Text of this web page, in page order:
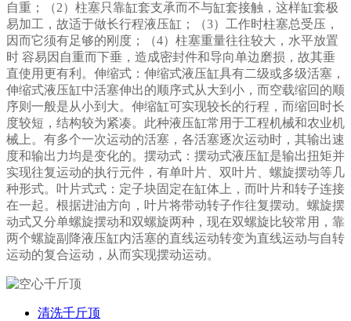
自重；（2）柱塞只靠缸套支承而不与缸套接触，这样缸套极
易加工，故适于做长行程液压缸；（3）工作时柱塞总受压，
因而它须有足够的刚度；（4）柱塞重量往往较大，水平放置
时 容易因自重而下垂，造成密封件和导向单边磨损，故其垂
直使用更有利。伸缩式：伸缩式液压缸具有二级或多级活塞，
伸缩式液压缸中活塞伸出的顺序式从大到小，而空载缩回的顺
序则一般是从小到大。伸缩缸可实现较长的行程，而缩回时长
度较短，结构较为紧凑。此种液压缸常用于工程机械和农业机
械上。有多个一次运动的活塞，各活塞逐次运动时，其输出速
度和输出力均是变化的。摆动式：摆动式液压缸是输出扭矩并
实现往复运动的执行元件，有单叶片、双叶片、螺旋摆动等几
种形式。叶片式式：定子块固定在缸体上，而叶片和转子连接
在一起。根据进油方向，叶片将带动转子作往复摆动。螺旋摆
动式又分单螺旋摆动和双螺旋两种，现在双螺旋比较常用，靠
两个螺旋副降液压缸内活塞的直线运动转变为直线运动与自转
运动的复合运动，从而实现摆动运动。
清洗千斤顶